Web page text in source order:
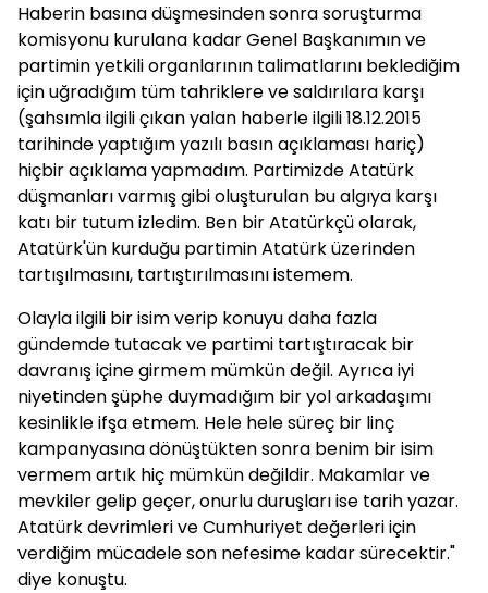
Haberin basına düşmesinden sonra soruşturma
komisyonu kurulana kadar Genel Başkanımın ve
partimin yetkili organlarının talimatlarını beklediğim
için uğradığım tüm tahriklere ve saldırılara karşı
(şahsımla ilgili çıkan yalan haberle ilgili 18.12.2015
tarihinde yaptığım yazılı basın açıklaması hariç)
hiçbir açıklama yapmadım. Partimizde Atatürk
düşmanları varmış gibi oluşturulan bu algıya karşı
katı bir tutum izledim. Ben bir Atatürkçü olarak,
Atatürk'ün kurduğu partimin Atatürk üzerinden
tartışılmasını, tartıştırılmasını istemem.
Olayla ilgili bir isim verip konuyu daha fazla
gündemde tutacak ve partimi tartıştıracak bir
davranış içine girmem mümkün değil. Ayrıca iyi
niyetinden şüphe duymadığım bir yol arkadaşımı
kesinlikle ifşa etmem. Hele hele süreç bir linç
kampanyasına dönüştükten sonra benim bir isim
vermem artık hiç mümkün değildir. Makamlar ve
mevkiler gelip geçer, onurlu duruşları ise tarih yazar.
Atatürk devrimleri ve Cumhuriyet değerleri için
verdiğim mücadele son nefesime kadar sürecektir."
diye konuştu.